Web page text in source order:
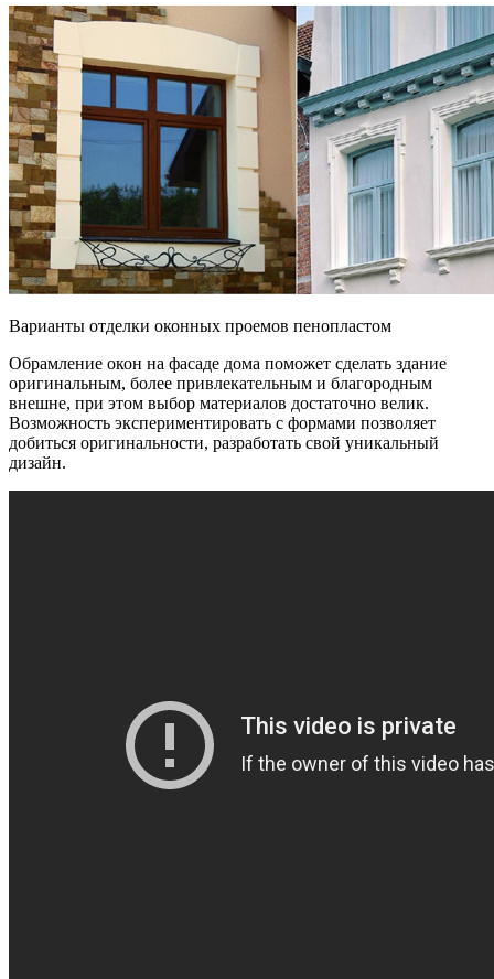
Варианты отделки оконных проемов пенопластом
Обрамление окон на фасаде дома поможет сделать здание
оригинальным, более привлекательным и благородным
внешне, при этом выбор материалов достаточно велик.
Возможность экспериментировать с формами позволяет
добиться оригинальности, разработать свой уникальный
дизайн.